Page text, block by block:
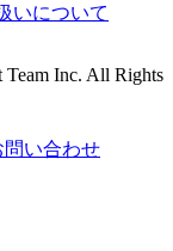
いについて
Team Inc. All Rights
問い合わせ